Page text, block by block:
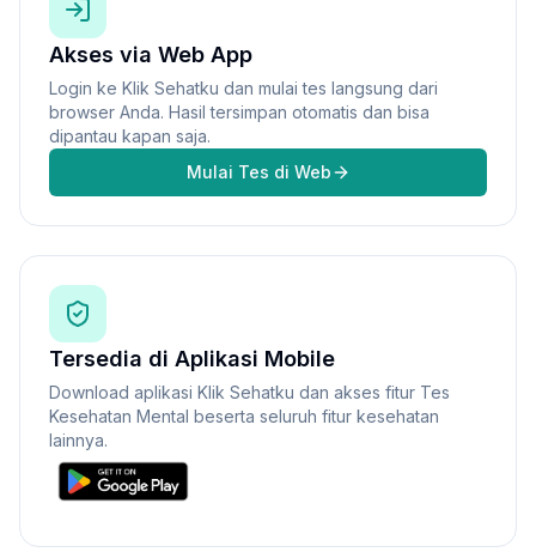
Akses via Web App
Login ke Klik Sehatku dan mulai tes langsung dari
browser Anda. Hasil tersimpan otomatis dan bisa
dipantau kapan saja.
Mulai Tes di Web
Tersedia di Aplikasi Mobile
Download aplikasi Klik Sehatku dan akses fitur Tes
Kesehatan Mental beserta seluruh fitur kesehatan
lainnya.